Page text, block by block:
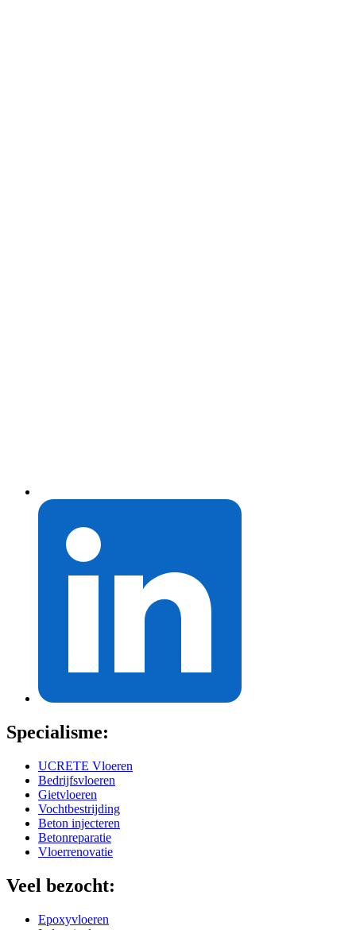
Specialisme:
UCRETE Vloeren
Bedrijfsvloeren
Gietvloeren
Vochtbestrijding
Beton injecteren
Betonreparatie
Vloerrenovatie
Veel bezocht:
Epoxyvloeren